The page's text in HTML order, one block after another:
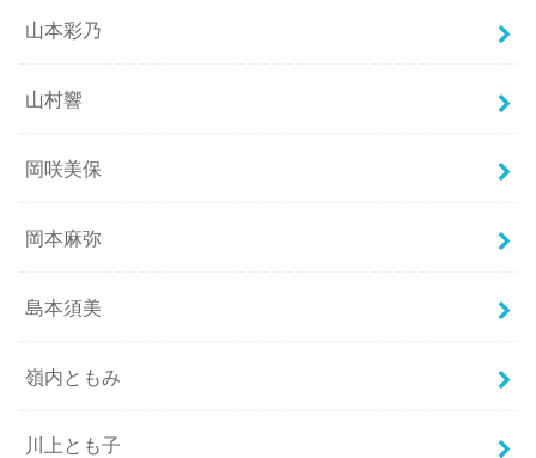
山本彩乃
山村響
岡咲美保
岡本麻弥
島本須美
嶺内ともみ
川上とも子